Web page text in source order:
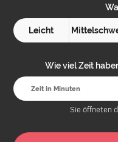
Leicht
Wie viel Zeit
Sie öffneten